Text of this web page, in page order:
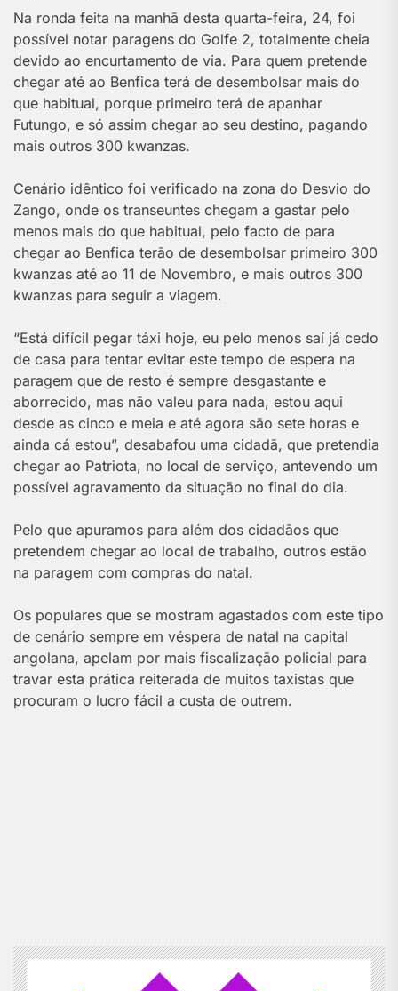
Na ronda feita na manhã desta quarta-feira, 24, foi
possível notar paragens do Golfe 2, totalmente cheia
devido ao encurtamento de via. Para quem pretende
chegar até ao Benfica terá de desembolsar mais do
que habitual, porque primeiro terá de apanhar
Futungo, e só assim chegar ao seu destino, pagando
mais outros 300 kwanzas.
Cenário idêntico foi verificado na zona do Desvio do
Zango, onde os transeuntes chegam a gastar pelo
menos mais do que habitual, pelo facto de para
chegar ao Benfica terão de desembolsar primeiro 300
kwanzas até ao 11 de Novembro, e mais outros 300
kwanzas para seguir a viagem.
“Está difícil pegar táxi hoje, eu pelo menos saí já cedo
de casa para tentar evitar este tempo de espera na
paragem que de resto é sempre desgastante e
aborrecido, mas não valeu para nada, estou aqui
desde as cinco e meia e até agora são sete horas e
ainda cá estou”, desabafou uma cidadã, que pretendia
chegar ao Patriota, no local de serviço, antevendo um
possível agravamento da situação no final do dia.
Pelo que apuramos para além dos cidadãos que
pretendem chegar ao local de trabalho, outros estão
na paragem com compras do natal.
Os populares que se mostram agastados com este tipo
de cenário sempre em véspera de natal na capital
angolana, apelam por mais fiscalização policial para
travar esta prática reiterada de muitos taxistas que
procuram o lucro fácil a custa de outrem.